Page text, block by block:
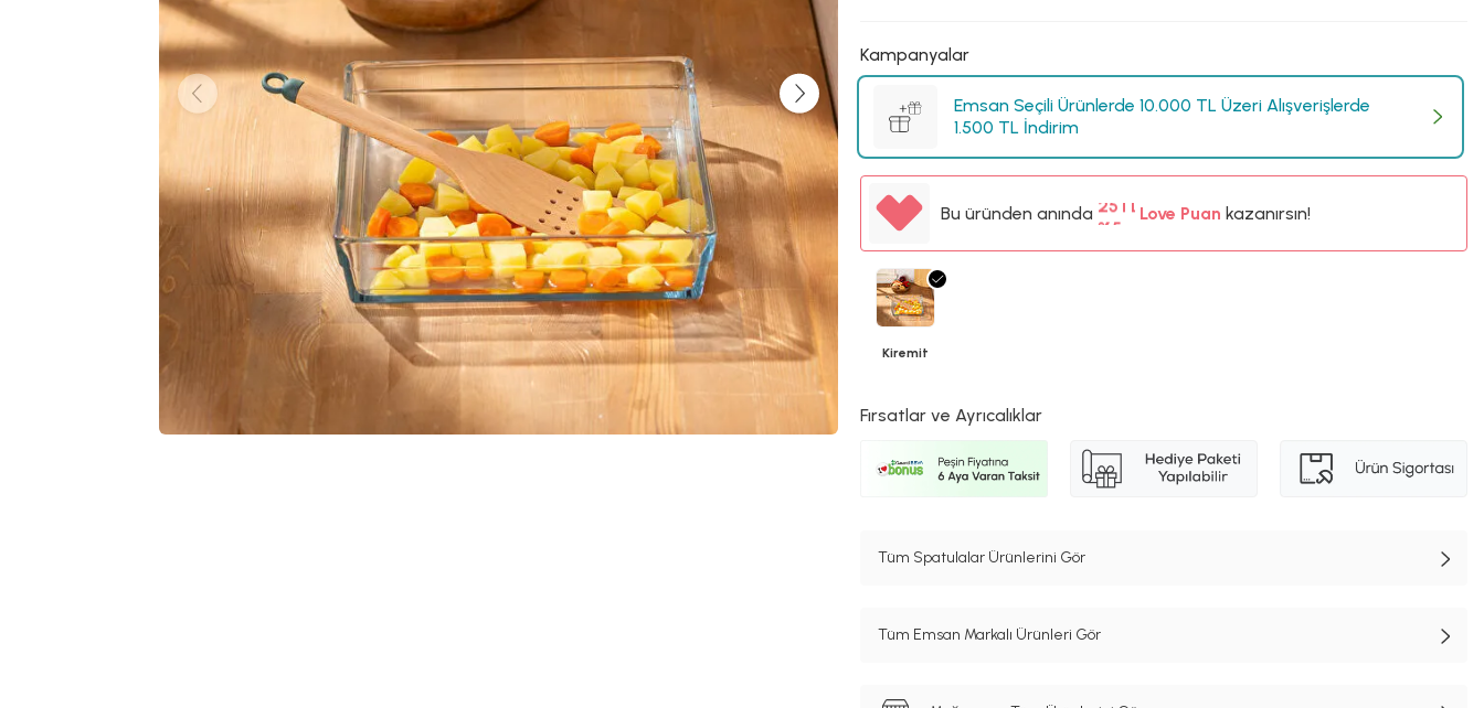
Kampanyalar
Emsan Seçili Ürünlerde 10.000 TL Üzeri Alışverişlerde
1.500 TL İndirim
Bu üründen anında %5
%5
Love Puankazanırsın!
Kiremit
Fırsatlar ve Ayrıcalıklar
Tüm Spatulalar Ürünlerini Gör
Tüm Emsan Markalı Ürünleri Gör